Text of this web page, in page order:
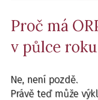
Proč má
v půlce roku
Ne, není pozdě.
Právě teď může